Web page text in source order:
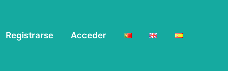
Registrarse Acceder